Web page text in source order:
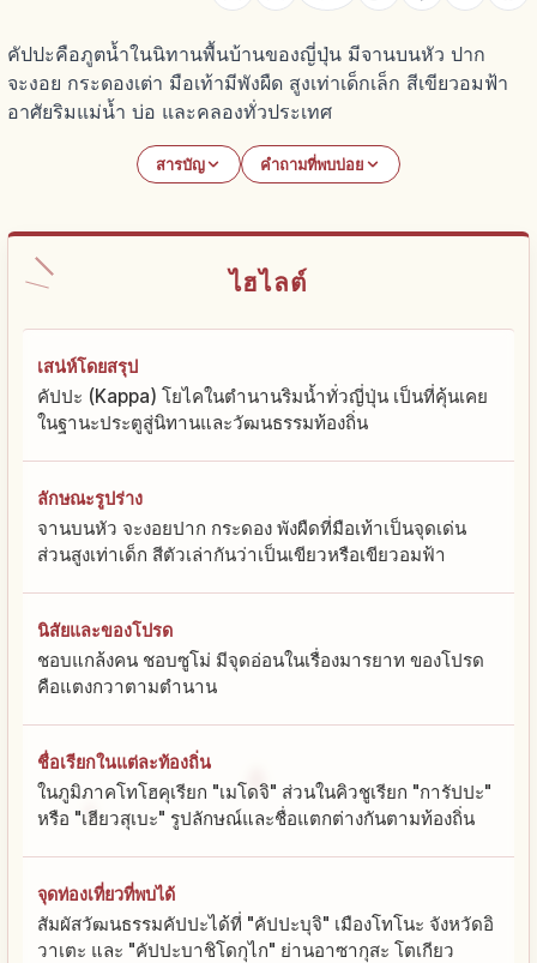
คัปปะคือภูตน้ำในนิทานพื้นบ้านของญี่ปุ่น มีจานบนหัว ปาก
จะงอย กระดองเต่า มือเท้ามีพังผืด สูงเท่าเด็กเล็ก สีเขียวอมฟ้า
อาศัยริมแม่น้ำ บ่อ และคลองทั่วประเทศ
สารบัญ คำถามที่พบบ่อย
ไฮไลต์
เสน่ห์โดยสรุป
คัปปะ (Kappa) โยไคในตำนานริมน้ำทั่วญี่ปุ่น เป็นที่คุ้นเคย
ในฐานะประตูสู่นิทานและวัฒนธรรมท้องถิ่น
ลักษณะรูปร่าง
จานบนหัว จะงอยปาก กระดอง พังผืดที่มือเท้าเป็นจุดเด่น
ส่วนสูงเท่าเด็ก สีตัวเล่ากันว่าเป็นเขียวหรือเขียวอมฟ้า
นิสัยและของโปรด
ชอบแกล้งคน ชอบซูโม่ มีจุดอ่อนในเรื่องมารยาท ของโปรด
คือแตงกวาตามตำนาน
ชื่อเรียกในแต่ละท้องถิ่น
ในภูมิภาคโทโฮคุเรียก "เมโดจิ" ส่วนในคิวชูเรียก "การัปปะ"
หรือ "เฮียวสุเบะ" รูปลักษณ์และชื่อแตกต่างกันตามท้องถิ่น
จุดท่องเที่ยวที่พบได้
สัมผัสวัฒนธรรมคัปปะได้ที่ "คัปปะบุจิ" เมืองโทโนะ จังหวัดอิ
วาเตะ และ "คัปปะบาชิโดกุไก" ย่านอาซากุสะ โตเกียว